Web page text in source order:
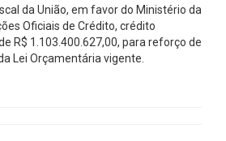
da União, em favor do Ministério da
Oficiais de Crédito, crédito
R$ 1.103.400.627,00, para reforço de
Lei Orçamentária vigente.